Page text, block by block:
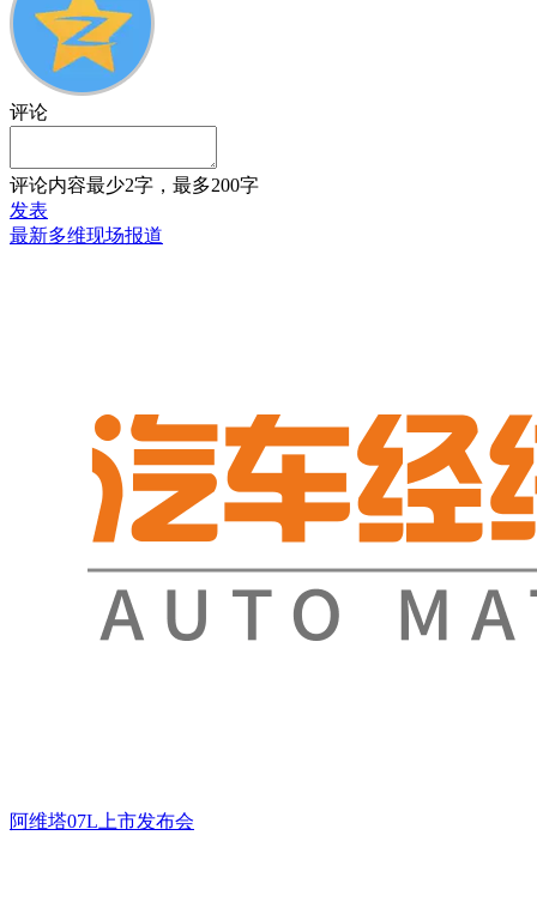
评论
评论内容最少2字，最多200字
发表
最新多维现场报道
阿维塔07L上市发布会